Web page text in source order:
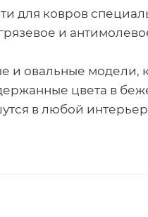
для ковров
и
и овальные модели,
цвета в
в любой